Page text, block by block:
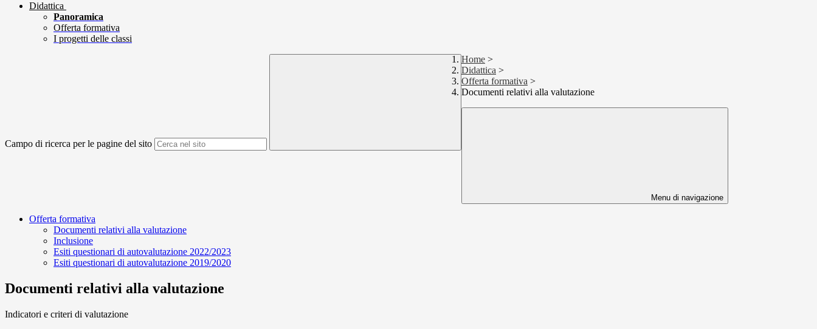
Didattica
Panoramica
Offerta formativa
I progetti delle classi
Campo di ricerca per le pagine del sito
Home >
Didattica >
Offerta formativa >
Documenti relativi alla valutazione
Menu di navigazione
Offerta formativa
Documenti relativi alla valutazione
Inclusione
Esiti questionari di autovalutazione 2022/2023
Esiti questionari di autovalutazione 2019/2020
Documenti relativi alla valutazione
Indicatori e criteri di valutazione